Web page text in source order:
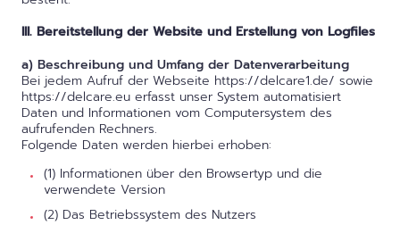
III. Bereitstellung der Website und Erstellung von Logfiles
a) Beschreibung und Umfang der Datenverarbeitung
Bei jedem Aufruf der Webseite https://delcare1.de/ sowie
https://delcare.eu erfasst unser System automatisiert
Daten und Informationen vom Computersystem des
aufrufenden Rechners.
Folgende Daten werden hierbei erhoben:
(1) Informationen über den Browsertyp und die
verwendete Version
(2) Das Betriebssystem des Nutzers